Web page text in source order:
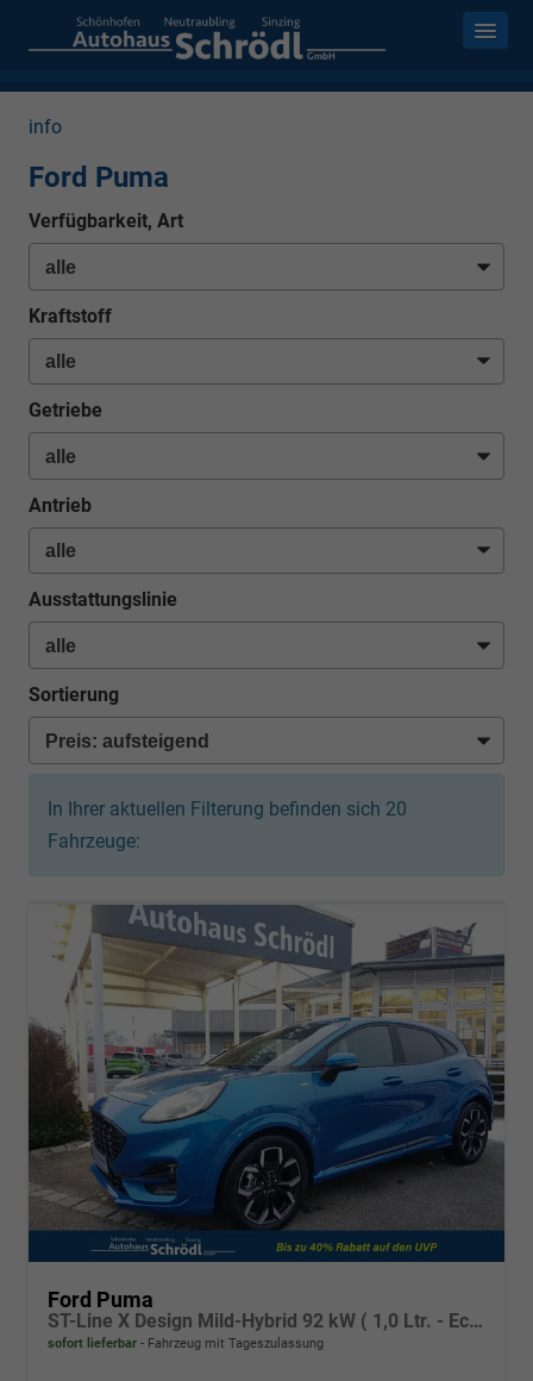
info
Ford Puma
Verfügbarkeit, Art
Kraftstoff
Getriebe
Antrieb
Ausstattungslinie
Sortierung
In Ihrer aktuellen Filterung befinden sich 20
Fahrzeuge:
Ford Puma
ST-Line X Design Mild-Hybrid 92 kW ( 1,0 Ltr. - EcoBoost)
sofort lieferbar Fahrzeug mit Tageszulassung